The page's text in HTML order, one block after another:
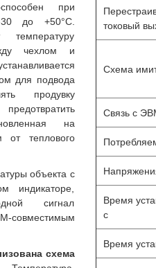
Датчики температуры
цифровые МЦДТ
2401
при
до +50°С.
температуру
чехлом и
для подвода
продувку
на
от теплового
объекта с
индикаторе,
сигнал
совместимым
схема
токовый
Схема
Связь с
Время
с
Время